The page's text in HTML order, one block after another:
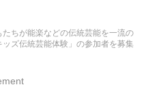
（中学生向け）
ちが能楽などの伝統芸能を一流の
ズ伝統芸能体験」の参加者を募集